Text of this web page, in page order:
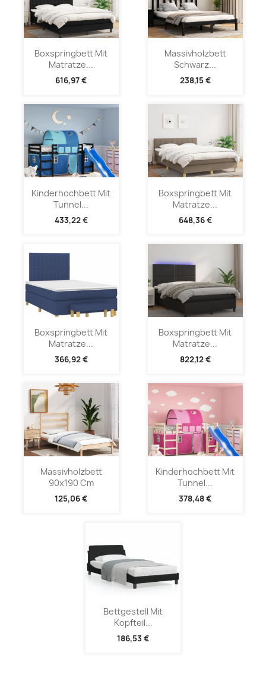
Boxspringbett Mit
Matratze...
616,97 €
Massivholzbett
Schwarz...
238,15 €
Kinderhochbett Mit
Tunnel...
433,22 €
Boxspringbett Mit
Matratze...
648,36 €
Boxspringbett Mit
Matratze...
366,92 €
Boxspringbett Mit
Matratze...
822,12 €
Massivholzbett
90x190 Cm
125,06 €
Kinderhochbett Mit
Tunnel...
378,48 €
Bettgestell Mit
Kopfteil...
186,53 €